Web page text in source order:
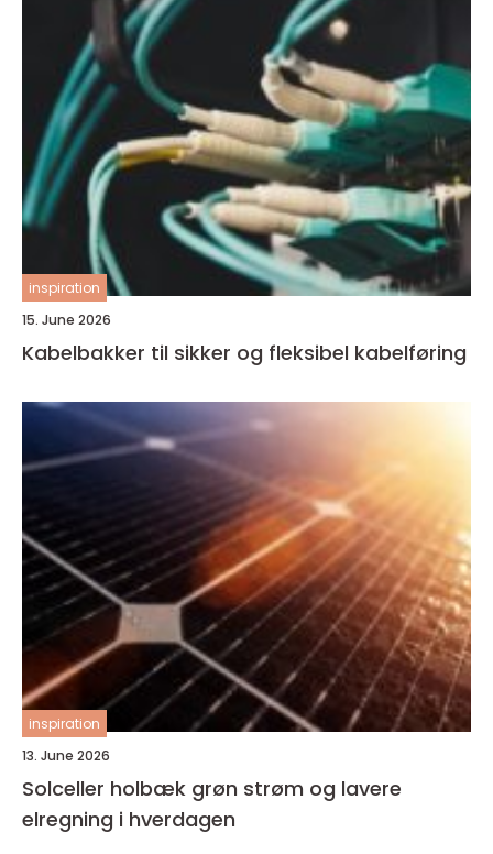
inspiration
15. June 2026
Kabelbakker til sikker og fleksibel kabelføring
inspiration
13. June 2026
Solceller holbæk grøn strøm og lavere
elregning i hverdagen